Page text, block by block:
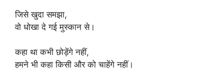
जिसे खुदा समझा,
वो धोखा दे गई मुस्कान से।
कहा था कभी छोड़ेंगे नहीं,
हमने भी कहा किसी और को चाहेंगे नहीं।